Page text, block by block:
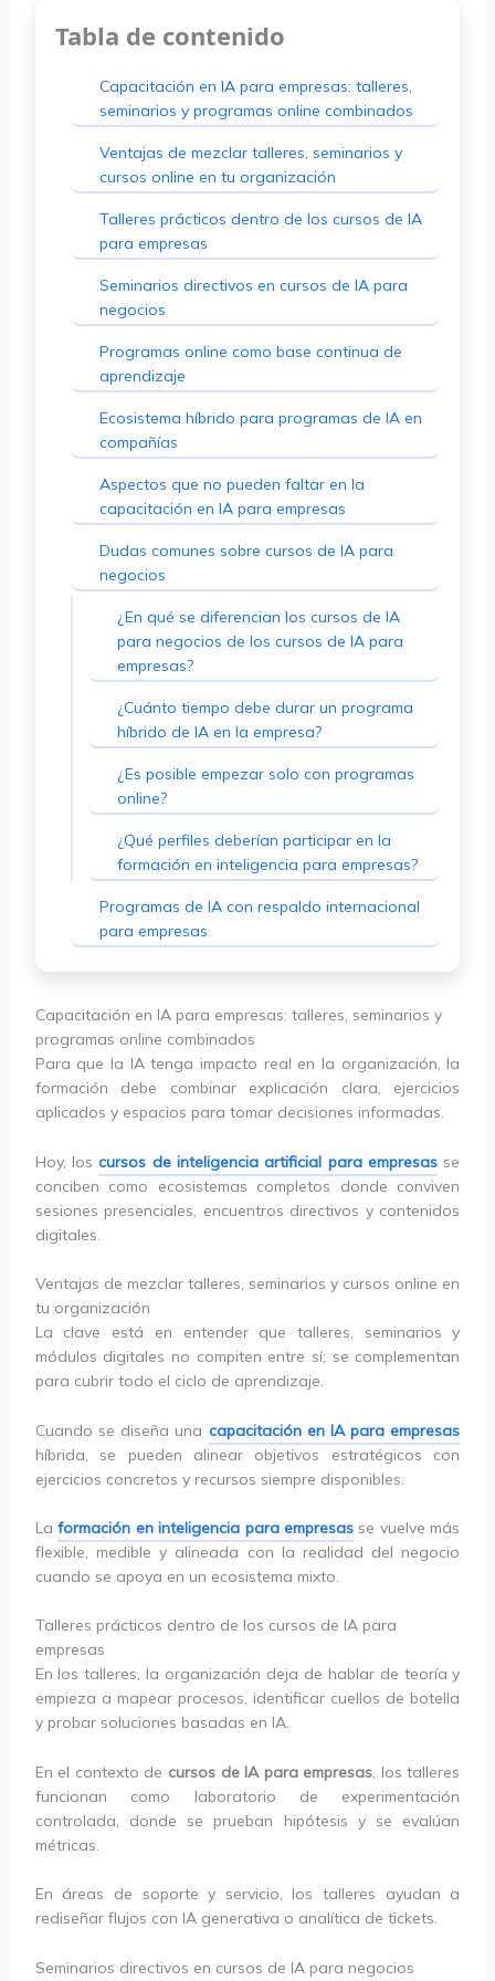
Tabla de contenido
Capacitación en IA para empresas: talleres,
seminarios y programas online combinados
Ventajas de mezclar talleres, seminarios y
cursos online en tu organización
Talleres prácticos dentro de los cursos de IA
para empresas
Seminarios directivos en cursos de IA para
negocios
Programas online como base continua de
aprendizaje
Ecosistema híbrido para programas de IA en
compañías
Aspectos que no pueden faltar en la
capacitación en IA para empresas
Dudas comunes sobre cursos de IA para
negocios
¿En qué se diferencian los cursos de IA
para negocios de los cursos de IA para
empresas?
¿Cuánto tiempo debe durar un programa
híbrido de IA en la empresa?
¿Es posible empezar solo con programas
online?
¿Qué perfiles deberían participar en la
formación en inteligencia para empresas?
Programas de IA con respaldo internacional
para empresas
Capacitación en IA para empresas: talleres, seminarios y
programas online combinados
Para que la IA tenga impacto real en la organización, la
formación debe combinar explicación clara, ejercicios
aplicados y espacios para tomar decisiones informadas.
Hoy, loscursos de inteligencia artificial para empresas se
conciben como ecosistemas completos donde conviven
sesiones presenciales, encuentros directivos y contenidos
digitales.
Ventajas de mezclar talleres, seminarios y cursos online en
tu organización
La clave está en entender que talleres, seminarios y
módulos digitales no compiten entre sí; se complementan
para cubrir todo el ciclo de aprendizaje.
Cuando se diseña una capacitación en IA para empresas
híbrida, se pueden alinear objetivos estratégicos con
ejercicios concretos y recursos siempre disponibles.
Laformación en inteligencia para empresas se vuelve más
flexible, medible y alineada con la realidad del negocio
cuando se apoya en un ecosistema mixto.
Talleres prácticos dentro de los cursos de IA para
empresas
En los talleres, la organización deja de hablar de teoría y
empieza a mapear procesos, identificar cuellos de botella
y probar soluciones basadas en IA.
En el contexto de cursos de IA para empresas, los talleres
funcionan como laboratorio de experimentación
controlada, donde se prueban hipótesis y se evalúan
métricas.
En áreas de soporte y servicio, los talleres ayudan a
rediseñar flujos con IA generativa o analítica de tickets.
Seminarios directivos en cursos de IA para negocios